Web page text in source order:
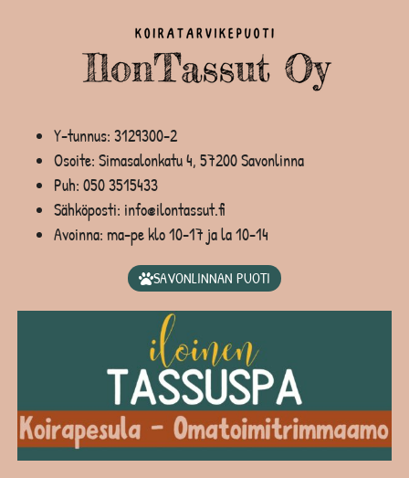
Y-tunnus: 3129300-2
Osoite: Simasalonkatu 4, 57200 Savonlinna
Puh: 050 3515433
Sähköposti: info@ilontassut.fi
Avoinna: ma-pe klo 10-17 ja la 10-14
SAVONLINNAN PUOTI